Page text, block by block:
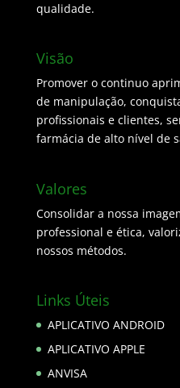
qualidade.
Visão
Promover o continuo
de manipulação,
profissionais e clientes,
farmácia de alto nível de
Valores
Consolidar a nossa
professional e ética,
nossos métodos.
Links Úteis
APLICATIVO ANDROID
APLICATIVO APPLE
ANVISA